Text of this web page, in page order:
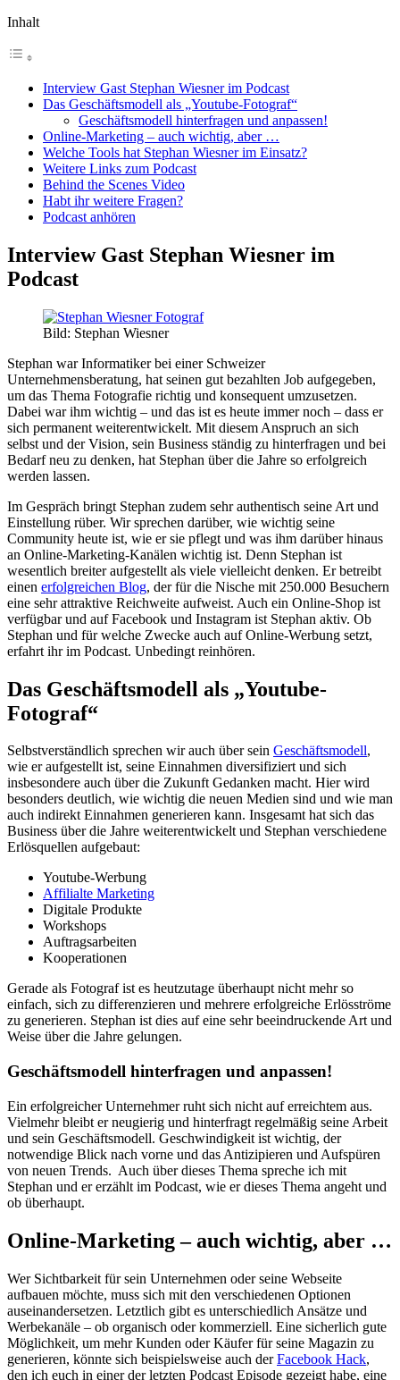
Inhalt
Interview Gast Stephan Wiesner im Podcast
Das Geschäftsmodell als „Youtube-Fotograf“
Geschäftsmodell hinterfragen und anpassen!
Online-Marketing – auch wichtig, aber …
Welche Tools hat Stephan Wiesner im Einsatz?
Weitere Links zum Podcast
Behind the Scenes Video
Habt ihr weitere Fragen?
Podcast anhören
Interview Gast Stephan Wiesner im
Podcast
Bild: Stephan Wiesner
Stephan war Informatiker bei einer Schweizer
Unternehmensberatung, hat seinen gut bezahlten Job aufgegeben,
um das Thema Fotografie richtig und konsequent umzusetzen.
Dabei war ihm wichtig – und das ist es heute immer noch – dass er
sich permanent weiterentwickelt. Mit diesem Anspruch an sich
selbst und der Vision, sein Business ständig zu hinterfragen und bei
Bedarf neu zu denken, hat Stephan über die Jahre so erfolgreich
werden lassen.
Im Gespräch bringt Stephan zudem sehr authentisch seine Art und
Einstellung rüber. Wir sprechen darüber, wie wichtig seine
Community heute ist, wie er sie pflegt und was ihm darüber hinaus
an Online-Marketing-Kanälen wichtig ist. Denn Stephan ist
wesentlich breiter aufgestellt als viele vielleicht denken. Er betreibt
einen erfolgreichen Blog, der für die Nische mit 250.000 Besuchern
eine sehr attraktive Reichweite aufweist. Auch ein Online-Shop ist
verfügbar und auf Facebook und Instagram ist Stephan aktiv. Ob
Stephan und für welche Zwecke auch auf Online-Werbung setzt,
erfahrt ihr im Podcast. Unbedingt reinhören.
Das Geschäftsmodell als „Youtube-
Fotograf“
Selbstverständlich sprechen wir auch über sein Geschäftsmodell,
wie er aufgestellt ist, seine Einnahmen diversifiziert und sich
insbesondere auch über die Zukunft Gedanken macht. Hier wird
besonders deutlich, wie wichtig die neuen Medien sind und wie man
auch indirekt Einnahmen generieren kann. Insgesamt hat sich das
Business über die Jahre weiterentwickelt und Stephan verschiedene
Erlösquellen aufgebaut:
Youtube-Werbung
Affilialte Marketing
Digitale Produkte
Workshops
Auftragsarbeiten
Kooperationen
Gerade als Fotograf ist es heutzutage überhaupt nicht mehr so
einfach, sich zu differenzieren und mehrere erfolgreiche Erlösströme
zu generieren. Stephan ist dies auf eine sehr beeindruckende Art und
Weise über die Jahre gelungen.
Geschäftsmodell hinterfragen und anpassen!
Ein erfolgreicher Unternehmer ruht sich nicht auf erreichtem aus.
Vielmehr bleibt er neugierig und hinterfragt regelmäßig seine Arbeit
und sein Geschäftsmodell. Geschwindigkeit ist wichtig, der
notwendige Blick nach vorne und das Antizipieren und Aufspüren
von neuen Trends. Auch über dieses Thema spreche ich mit
Stephan und er erzählt im Podcast, wie er dieses Thema angeht und
ob überhaupt.
Online-Marketing – auch wichtig, aber …
Wer Sichtbarkeit für sein Unternehmen oder seine Webseite
aufbauen möchte, muss sich mit den verschiedenen Optionen
auseinandersetzen. Letztlich gibt es unterschiedlich Ansätze und
Werbekanäle – ob organisch oder kommerziell. Eine sicherlich gute
Möglichkeit, um mehr Kunden oder Käufer für seine Magazin zu
generieren, könnte sich beispielsweise auch derFacebook Hack,
den ich euch in einer der letzten Podcast Episode gezeigt habe, eine